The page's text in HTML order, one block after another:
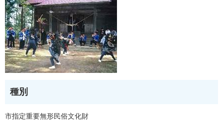
種別
市指定重要無形民俗文化財